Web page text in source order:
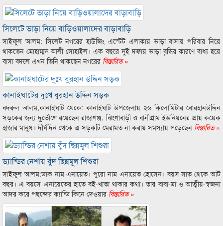
সিলেটে ভাড়া নিয়ে বাড়িওয়ালাদের বাড়াবাড়ি
সাইফুল আলম: সিলেট নগরের হাউজিং এস্টেট এলাকায় ভাড়া বাসায় পরিবার নিয়ে
থাকতেন মোহাম্মদ আলী সোহাইল। এক বছরে দুই দফায় ভাড়া বৃদ্ধির কারণে বাধ্য হয়ে
বাসা বদলে এখন তিনি থাকছেন নগরের বিস্তারিত »
কানাইঘাটের দুঃখ বুরহান উদ্দিন সড়ক
বদরুল আলম,কানাইঘাট থেকে: কানাইঘাট উপজেলায় ২৬ কিলোমিটার বোরহানউদ্দিন
সড়কের জন্য দুর্ভোগে রয়েছেন রাজাগঞ্জ, ঝিংগাবাড়ী ও বানীগ্রাম ইউনিয়নের প্রায় কয়েক
হাজার মানুষ। দীর্ঘদিন থেকে এ সড়কটি মেরামত না করায় সমস্যায় পড়েছেন বিস্তারিত »
ড্যান্ডির নেশায় বুঁদ ছিন্নমূল শিশুরা
সাইফুল আলম:ডাক নাম এনায়েত। পুরো নাম এনায়েত হোসেন। বয়স সাত থেকে আট
বছর। এ বয়সে এনায়েতের হাতে বই-খাতা থাকার কথা। তার বাবা-মা ও আত্মীয়-স্বজনা
আদর করে পছন্দের ক্যান্ডি কিনে দেওয়ার বিস্তারিত »